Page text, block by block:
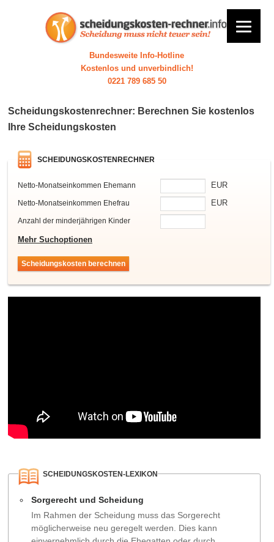
Bundesweite Info-Hotline
Kostenlos und unverbindlich!
0221 789 685 50
Scheidungskostenrechner: Berechnen Sie kostenlos
Ihre Scheidungskosten
SCHEIDUNGSKOSTENRECHNER
Netto-Monatseinkommen Ehemann EUR
Netto-Monatseinkommen Ehefrau EUR
Anzahl der minderjährigen Kinder
Mehr Suchoptionen
SCHEIDUNGSKOSTEN-LEXIKON
Sorgerecht und Scheidung
Im Rahmen der Scheidung muss das Sorgerecht
möglicherweise neu geregelt werden. Dies kann